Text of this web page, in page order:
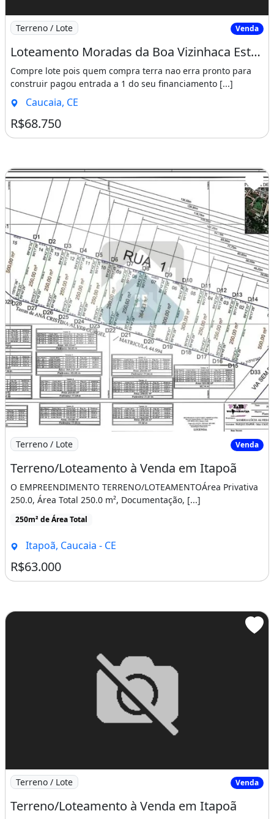
Imagem: Loteamento Moradas da Boa Vizinhaca Estrada
Terreno / Lote Venda
Loteamento Moradas da Boa Vizinhaca Estrada Velha do Icarai
Compre lote pois quem compra terra nao erra pronto para
construir pagou entrada a 1 do seu financiamento [...]
Caucaia, CE
R$68.750
Imagem: Terreno/Loteamento à Venda em Itapoã
Terreno / Lote Venda
Terreno/Loteamento à Venda em Itapoã
O EMPREENDIMENTO TERRENO/LOTEAMENTOÁrea Privativa
250.0, Área Total 250.0 m², Documentação, [...]
250m² de Área Total
Itapoã, Caucaia - CE
R$63.000
Imagem: Terreno/Loteamento à Venda em Itapoã
Terreno / Lote Venda
Terreno/Loteamento à Venda em Itapoã